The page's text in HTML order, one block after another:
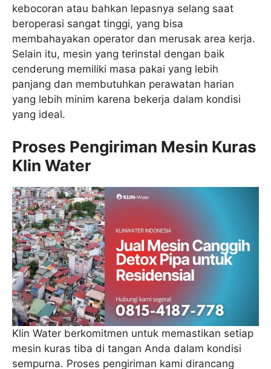
kebocoran atau bahkan lepasnya selang saat
beroperasi sangat tinggi, yang bisa
membahayakan operator dan merusak area kerja.
Selain itu, mesin yang terinstal dengan baik
cenderung memiliki masa pakai yang lebih
panjang dan membutuhkan perawatan harian
yang lebih minim karena bekerja dalam kondisi
yang ideal.
Proses Pengiriman Mesin Kuras
Klin Water
Klin Water berkomitmen untuk memastikan setiap
mesin kuras tiba di tangan Anda dalam kondisi
sempurna. Proses pengiriman kami dirancang